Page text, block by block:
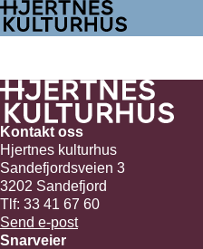
Hopp
til
innhold
Kontakt oss
Hjertnes kulturhus
Sandefjordsveien 3
3202 Sandefjord
Tlf: 33 41 67 60
Send e-post
Snarveier